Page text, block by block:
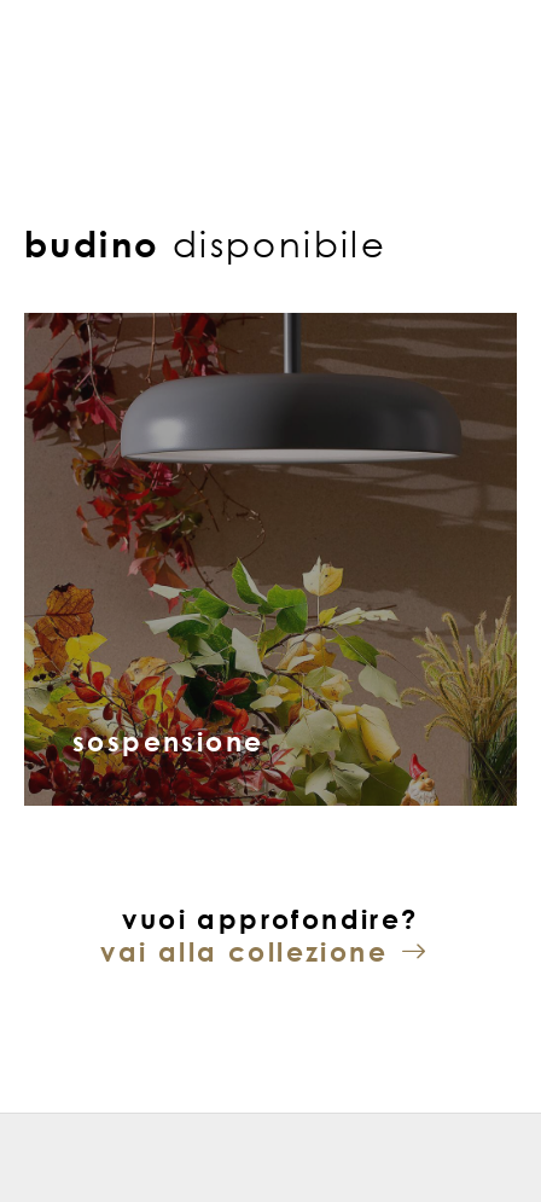
budino disponibile
sospensione
vuoi approfondire?
vai alla collezione